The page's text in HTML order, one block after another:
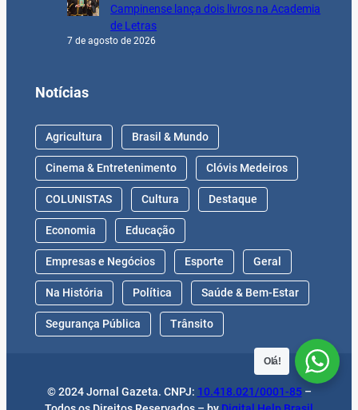
Campinense lança dois livros na Academia
de Letras
7 de agosto de 2026
Notícias
Agricultura Brasil & Mundo
Cinema & Entretenimento Clóvis Medeiros
COLUNISTAS Cultura Destaque
Economia Educação
Empresas e Negócios Esporte Geral
Na História Política Saúde & Bem-Estar
Segurança Pública Trânsito
© 2024 Jornal Gazeta. CNPJ: 10.418.021/0001-85–
Olá!